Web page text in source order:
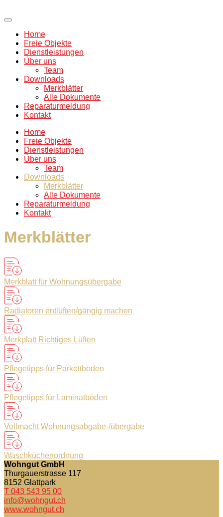
Home
Freie Objekte
Dienstleistungen
Über uns
Team
Downloads
Merkblätter
Alle Dokumente
Reparaturmeldung
Kontakt
Home
Freie Objekte
Dienstleistungen
Über uns
Team
Downloads
Merkblätter
Alle Dokumente
Reparaturmeldung
Kontakt
Merkblätter
Merkblatt für Wohnungsübergabe
Radiatoren entlüften/gängig machen
Merkplatt Richtiges Lüften
Pflegetipps für Parkettböden
Pflegetipps für Laminatböden
Vollmacht Wohnungsabgabe-/übergabe
Waschküchenordnung
Wohngut GmbH
Thurgauerstrasse 117
8152 Glattpark
T 043 543 95 00
info@wohngut.ch
www.wohngut.ch